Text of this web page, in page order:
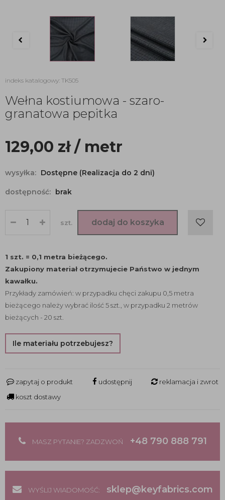
indeks katalogowy: TK505
Wełna kostiumowa - szaro-
granatowa pepitka
129,00 zł/ metr
wysyłka: Dostępne (Realizacja do 2 dni)
dostępność: brak
szt. dodaj do koszyka
1 szt. = 0,1 metra bieżącego.
Zakupiony materiał otrzymujecie Państwo w jednym
kawałku.
Przykłady zamówień: w przypadku chęci zakupu 0,5 metra
bieżącego należy wybrać ilość 5 szt., w przypadku 2 metrów
bieżących - 20 szt.
Ile materiału potrzebujesz?
zapytaj o produkt udostępnij
reklamacja i zwrot
koszt dostawy
MASZ PYTANIE? ZADZWOŃ +48 790 888 791
WYŚLIJ WIADOMOŚĆ: sklep@keyfabrics.com